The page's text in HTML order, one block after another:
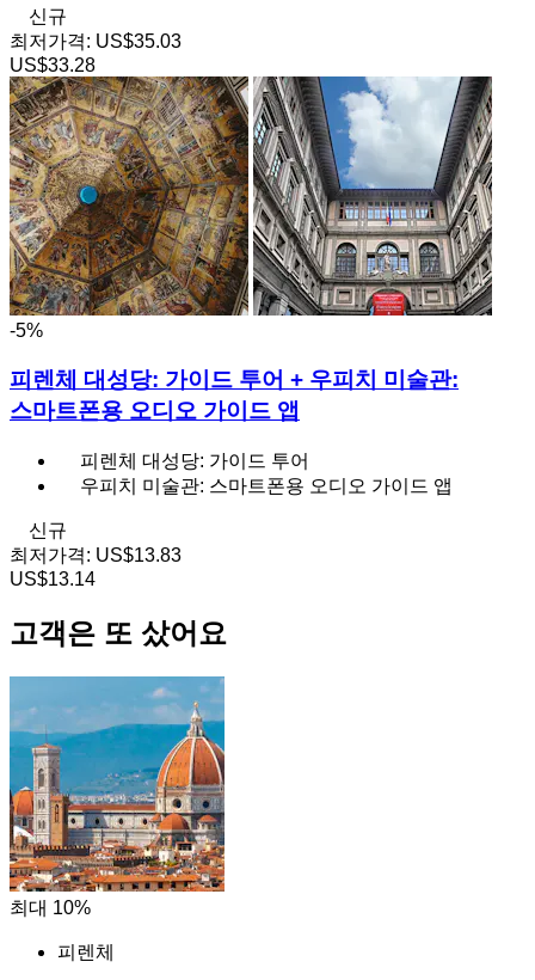
신규
최저가격: US$35.03
US$33.28
-5%
피렌체 대성당: 가이드 투어 + 우피치 미술관:
스마트폰용 오디오 가이드 앱
피렌체 대성당: 가이드 투어
우피치 미술관: 스마트폰용 오디오 가이드 앱
신규
최저가격: US$13.83
US$13.14
고객은 또 샀어요
최대 10%
피렌체